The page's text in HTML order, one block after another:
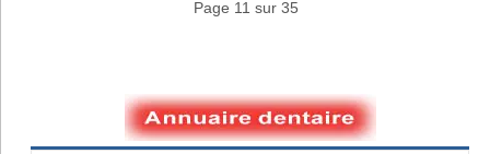
Page 11 sur 35